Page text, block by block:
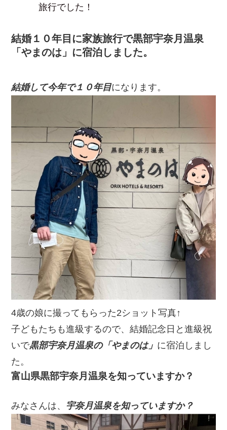
旅行でした！
結婚１０年目に家族旅行で黒部宇奈月温泉
「やまのは」に宿泊しました。
結婚して今年で１０年目になります。
4歳の娘に撮ってもらった2ショット写真↑
子どもたちも進級するので、結婚記念日と進級祝
いで黒部宇奈月温泉の「やまのは」 に宿泊しまし
た。
富山県黒部宇奈月温泉を知っていますか？
みなさんは、 宇奈月温泉を知っていますか？